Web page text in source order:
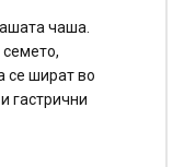
чаша.
семето,
се шират во
гастрични